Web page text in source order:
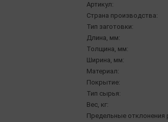
Артикул:
Страна производства:
Тип заготовки:
Длина, мм:
Толщина, мм:
Ширина, мм:
Материал:
Покрытие:
Тип сырья:
Вес, кг:
Предельные отклонения